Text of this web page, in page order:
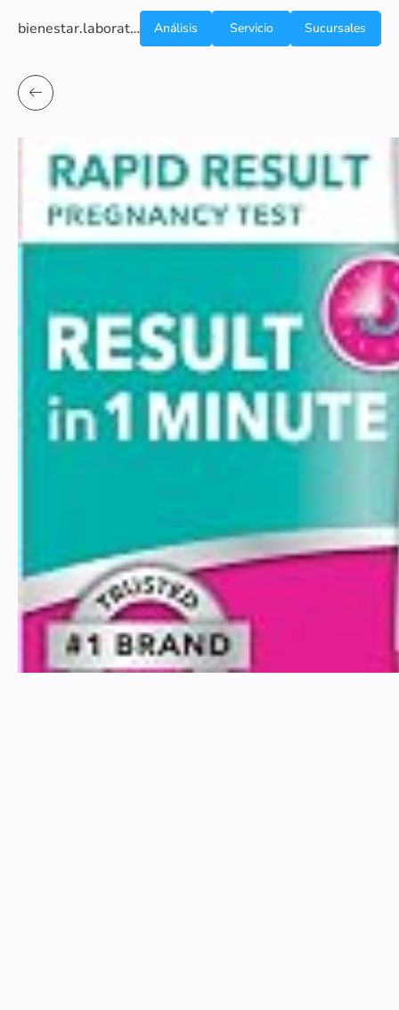
bienestar.laboratoriocliniconsb.com
Análisis
Servicio
Sucursales